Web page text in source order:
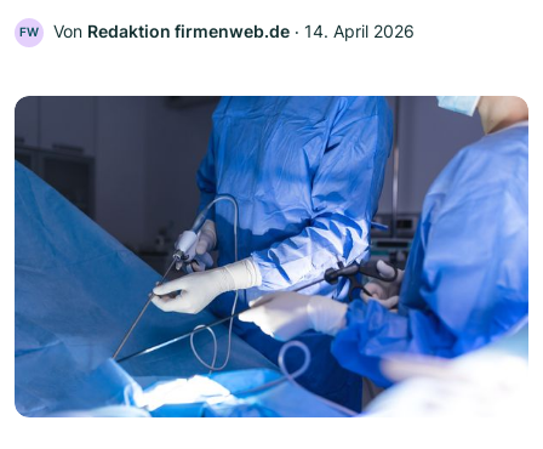
FW Von Redaktion firmenweb.de ‧ 14. April 2026